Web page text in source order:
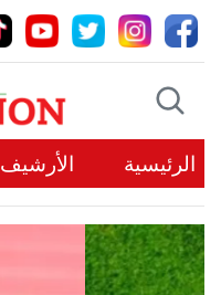
الرئيسية الأرشيف